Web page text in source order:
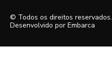
© Todos os direitos reservados.
Desenvolvido por Embarca